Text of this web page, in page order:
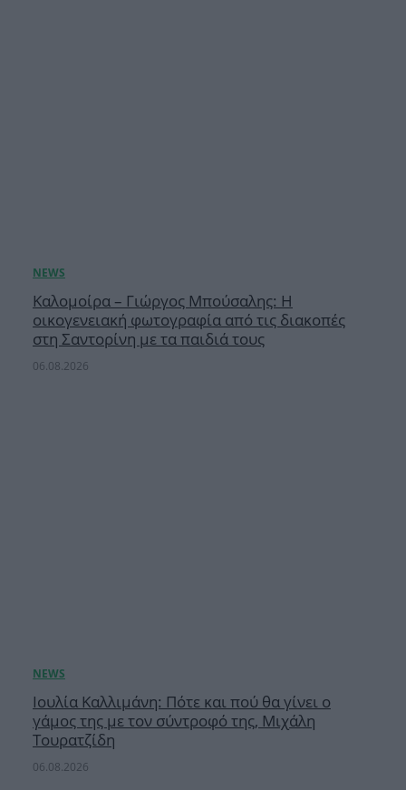
Καλομοίρα – Γιώργος Μπούσαλης: Η
οικογενειακή φωτογραφία από τις διακοπές
στη Σαντορίνη με τα παιδιά τους
06.08.2026
Ιουλία Καλλιμάνη: Πότε και πού θα γίνει ο
γάμος της με τον σύντροφό της, Μιχάλη
Τουρατζίδη
06.08.2026